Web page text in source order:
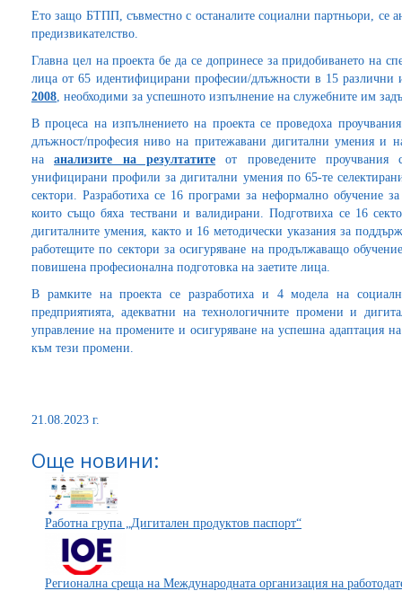
Ето защо БТПП, съвместно с останалите социални партньори, се
предизвикателство.
Главна цел на проекта бе да се допринесе за придобиването на
лица от 65 идентифицирани професии/длъжности в 15 различни
2008, необходими за успешното изпълнение на служебните им
В процеса на изпълнението на проекта се проведоха
длъжност/професия ниво на притежавани дигитални умения и
наанализите на резултатите от проведените проучвания
унифицирани профили за дигитални умения по 65-те
сектори. Разработиха се 16 програми за неформално обучение
които също бяха тествани и валидирани. Подготвиха се 16
дигиталните умения, както и 16 методически указания за
работещите по сектори за осигуряване на продължаващо
повишена професионална подготовка на заетите лица.
В рамките на проекта се разработиха и 4 модела на
предприятията, адекватни на технологичните промени и
управление на промените и осигуряване на успешна адаптация
към тези промени.
21.08.2023 г.
Още новини:
Работна група „Дигитален продуктов паспорт“
Регионална среща на Международната организация на